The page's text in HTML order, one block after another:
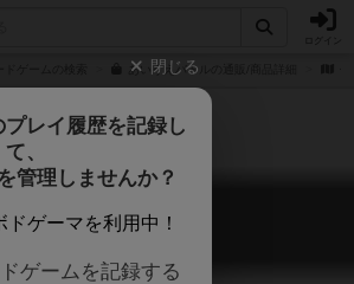
あいうえバトルの通販/商品詳細
あいうえバトル
Aiue Battle
閉じる
レイ履歴を記録し
て、
管理しませんか？
ドゲーマを利用中！
ゲームを記録する